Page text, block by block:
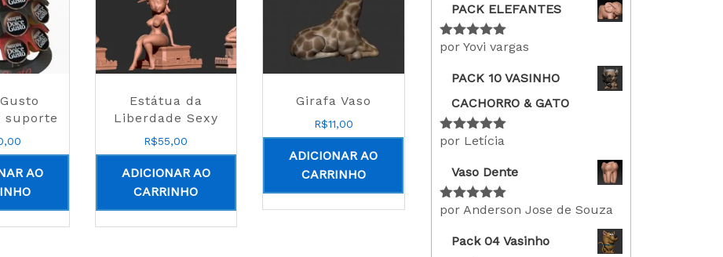
suporte
AO
Estátua da
Liberdade Sexy
R$55,00
ADICIONAR AO
CARRINHO
Girafa Vaso
R$11,00
ADICIONAR AO
CARRINHO
PACK ELEFANTES
Avaliação5
por Yovi vargas
PACK 10 VASINHO
CACHORRO & GATO
Avaliação5
por Letícia
Vaso Dente
Avaliação5
por Anderson Jose de Souza
Pack 04 Vasinho